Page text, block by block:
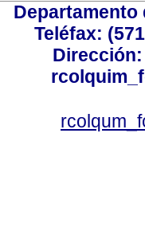
Departamento
Teléfax:
Dirección: